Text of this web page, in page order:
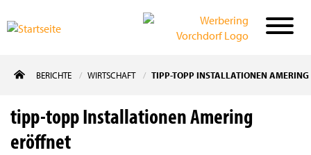
zum
BERICHTE WIRTSCHAFT TIPP-TOPP INSTALLATIONEN AMERING
tipp-topp Installationen Amering
eröffnet